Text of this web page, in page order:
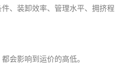
、装卸效率、管理水平、拥挤程
会影响到运价的高低。